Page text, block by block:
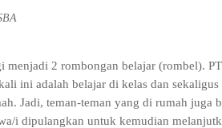
menjadi 2 rombongan belajar (rombel).
ini adalah belajar di kelas dan sekaligus
Jadi, teman-teman yang di rumah juga
i dipulangkan untuk kemudian